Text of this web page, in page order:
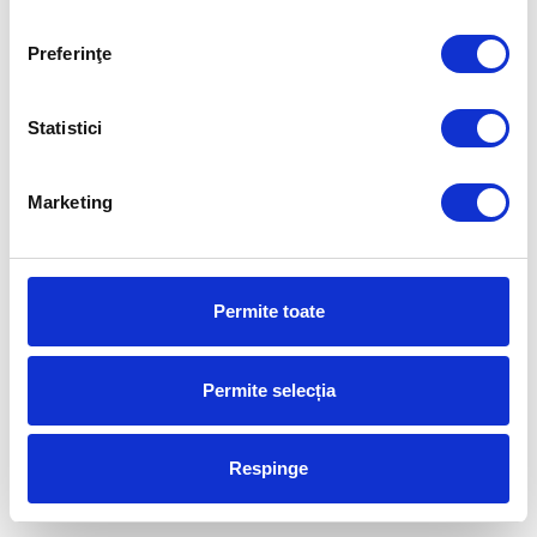
Preferinţe
Statistici
Marketing
Permite toate
Permite selecția
Respinge